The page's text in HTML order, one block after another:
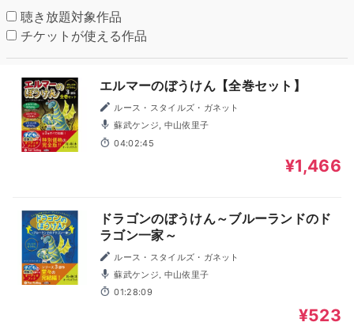
聴き放題対象作品
チケットが使える作品
エルマーのぼうけん【全巻セット】
ルース・スタイルズ・ガネット
蘇武ケンジ, 中山依里子
04:02:45
¥1,466
ドラゴンのぼうけん～ブルーランドのド
ラゴン一家～
ルース・スタイルズ・ガネット
蘇武ケンジ, 中山依里子
01:28:09
¥523